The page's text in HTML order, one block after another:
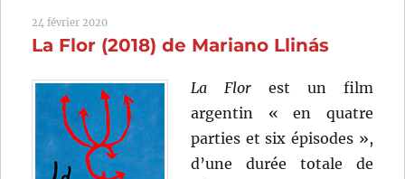
24 février 2020
La Flor (2018) de Mariano Llinás
La Flor est un film
argentin « en quatre
parties et six épisodes »,
d’une durée totale de